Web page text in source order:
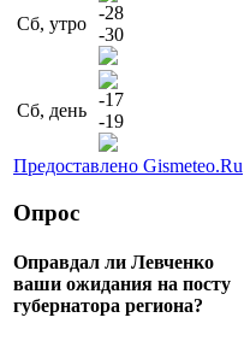
Сб, утро
-28
-30
Сб, день
-17
-19
Предоставлено Gismeteo.Ru
Опрос
Оправдал ли Левченко
ваши ожидания на посту
губернатора региона?